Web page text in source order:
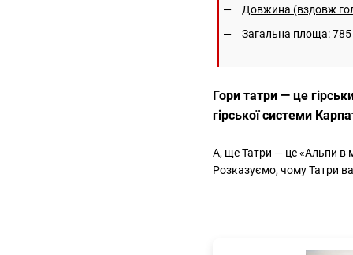
Довжина (вздовж
Загальна площа: 785
Гори татри — це
гірської системи
А, ще Татри — це «Альпи в
Розказуємо, чому Татри